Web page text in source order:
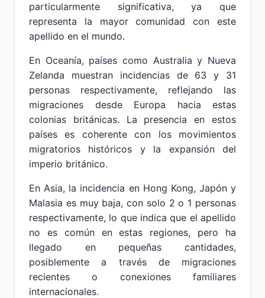
particularmente significativa, ya que
representa la mayor comunidad con este
apellido en el mundo.
En Oceanía, países como Australia y Nueva
Zelanda muestran incidencias de 63 y 31
personas respectivamente, reflejando las
migraciones desde Europa hacia estas
colonias británicas. La presencia en estos
países es coherente con los movimientos
migratorios históricos y la expansión del
imperio británico.
En Asia, la incidencia en Hong Kong, Japón y
Malasia es muy baja, con solo 2 o 1 personas
respectivamente, lo que indica que el apellido
no es común en estas regiones, pero ha
llegado en pequeñas cantidades,
posiblemente a través de migraciones
recientes o conexiones familiares
internacionales.